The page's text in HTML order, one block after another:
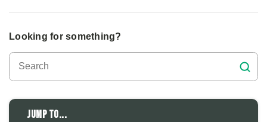
Looking for something?
Jump to...